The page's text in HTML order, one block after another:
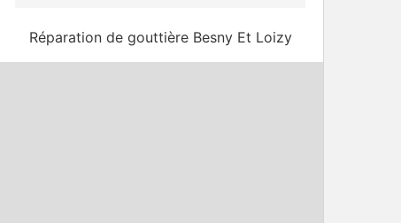
Réparation de gouttière Besny Et Loizy